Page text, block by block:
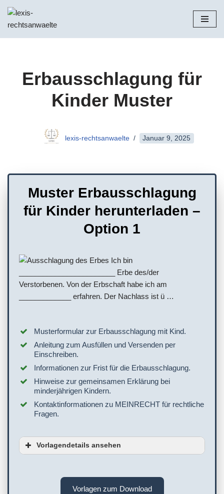
Zum
Inhalt
Erbausschlagung für
Kinder Muster
lexis-rechtsanwaelte Januar 9, 2025
Muster Erbausschlagung
für Kinder herunterladen –
Option 1
Musterformular zur Erbausschlagung mit Kind.
Anleitung zum Ausfüllen und Versenden per
Einschreiben.
Informationen zur Frist für die Erbausschlagung.
Hinweise zur gemeinsamen Erklärung bei
minderjährigen Kindern.
Kontaktinformationen zu MEINRECHT für rechtliche
Fragen.
Vorlagendetails ansehen
Vorlagen zum Download